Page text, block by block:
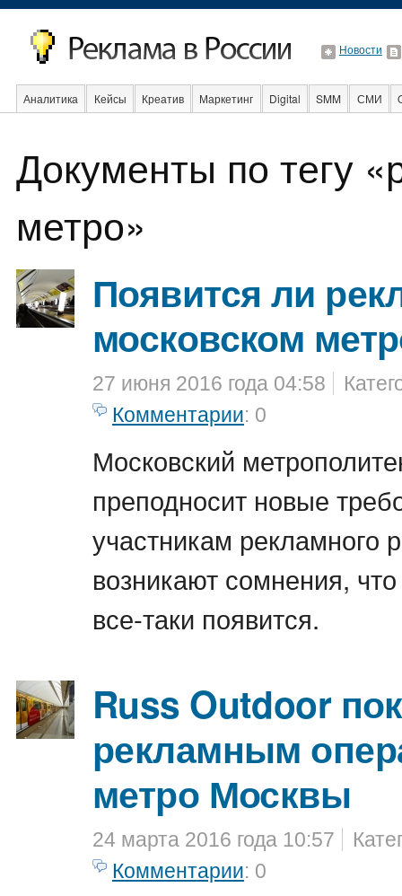
Новости
Аналитика Кейсы Креатив Маркетинг Digital SMM СМИ
Документы по тегу
метро»
Появится ли
московском
27 июня 2016 года 04:58
Комментарии: 0
Московский
преподносит новые
участникам рекламного
возникают сомнения,
все-таки появится.
Russ Outdoor
рекламным
метро Москвы
24 марта 2016 года 10:57
Комментарии: 0